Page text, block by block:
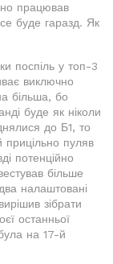
працював
буде гаразд. Як
поспіль у топ-3
виключно
більша, бо
буде як ніколи
до Б1, то
пуляв
потенційно
більше
налаштовані
зібрати
останньої
на 17-й